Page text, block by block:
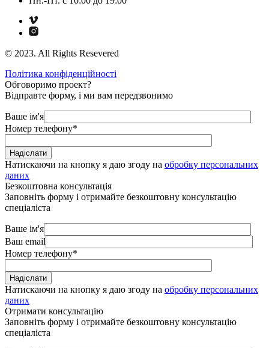
© 2023. All Rights Resevered
Політика конфіденційності
Обговоримо проект?
Відправте форму, і ми вам передзвонимо
Ваше ім'я
Номер телефону*
Натискаючи на кнопку я даю згоду на обробку персональних
даних
Безкоштовна консультація
Заповніть форму і отримайте безкоштовну консультацію
спеціаліста
Ваше ім'я
Ваш email
Номер телефону*
Натискаючи на кнопку я даю згоду на обробку персональних
даних
Отримати консультацію
Заповніть форму і отримайте безкоштовну консультацію
спеціаліста